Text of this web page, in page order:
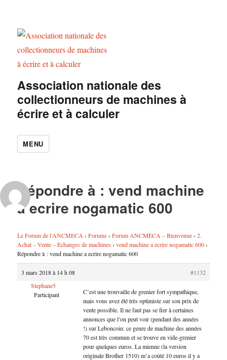
Association nationale des
collectionneurs de machines à
écrire et à calculer
MENU
Répondre à : vend machine
a ecrire nogamatic 600
Le Forum de l’ANCMECA › Forums › Forum ANCMECA – Bienvenue › 2.
Achat – Vente – Echanges de machines › vend machine a ecrire nogamatic 600 ›
Répondre à : vend machine a ecrire nogamatic 600
3 mars 2018 à 14 h 08
#1132
Stephane5
Participant
C’est une trouvaille de grenier fort sympathique,
mais vous avez été très optimiste sur son prix de
vente possible. Il ne faut pas se fier à certaines
annonces que l’on peut voir (pendant des années
!) sur Leboncoin: ce genre de machine des années
70 est très commun et se trouve en vide-grenier
pour quelques euros. La mienne (la version
originale Brother 1510) m’a coûté 10 euros il y a